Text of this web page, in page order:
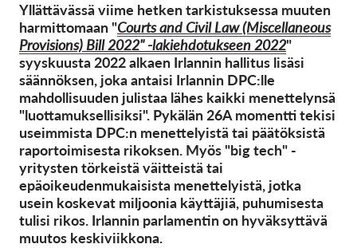
Yllättävässä viime hetken tarkistuksessa muuten
harmittomaan "Courts and Civil Law (Miscellaneous
Provisions) Bill 2022" -lakiehdotukseen 2022"
syyskuusta 2022 alkaen Irlannin hallitus lisäsi
säännöksen, joka antaisi Irlannin DPC:lle
mahdollisuuden julistaa lähes kaikki menettelynsä
"luottamuksellisiksi". Pykälän 26A momentti tekisi
useimmista DPC:n menettelyistä tai päätöksistä
raportoimisesta rikoksen. Myös "big tech" -
yritysten törkeistä väitteistä tai
epäoikeudenmukaisista menettelyistä, jotka
usein koskevat miljoonia käyttäjiä, puhumisesta
tulisi rikos. Irlannin parlamentin on hyväksyttävä
muutos keskiviikkona.